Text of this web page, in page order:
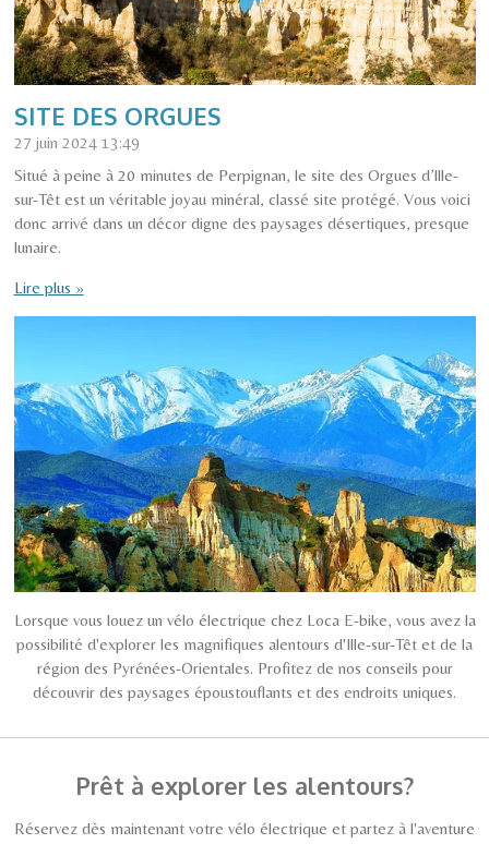
SITE DES ORGUES
27 juin 2024 13:49
Situé à peine à 20 minutes de Perpignan, le site des Orgues d’Ille-
sur-Têt est un véritable joyau minéral, classé site protégé. Vous voici
donc arrivé dans un décor digne des paysages désertiques, presque
lunaire.
Lire plus »
Lorsque vous louez un vélo électrique chez Loca E-bike, vous avez la
possibilité d'explorer les magnifiques alentours d'Ille-sur-Têt et de la
région des Pyrénées-Orientales. Profitez de nos conseils pour
découvrir des paysages époustouflants et des endroits uniques.
Prêt à explorer les alentours?
Réservez dès maintenant votre vélo électrique et partez à l'aventure